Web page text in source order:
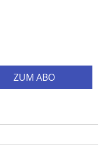
ZUM ABO